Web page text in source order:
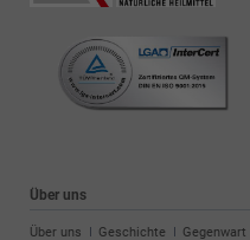
Über uns
Navigation
Über uns Geschichte Gegenwart